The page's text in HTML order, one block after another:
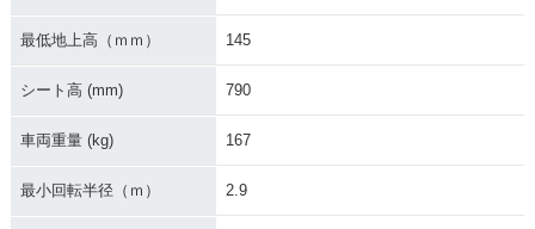
1990年 CBR250R
1990年 CBR250R
最低地上高（ｍｍ） 145
シート高 (mm) 790
車両重量 (kg) 167
最小回転半径（ｍ） 2.9